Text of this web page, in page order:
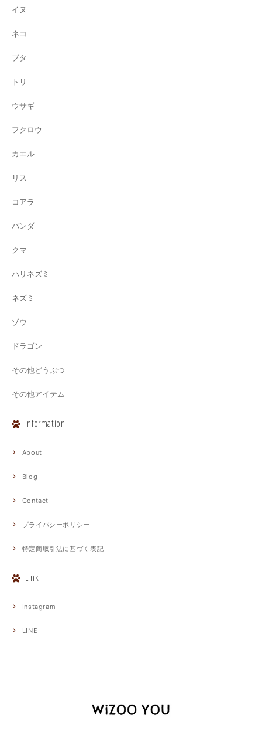
イヌ
ネコ
ブタ
トリ
ウサギ
フクロウ
カエル
リス
コアラ
パンダ
クマ
ハリネズミ
ネズミ
ゾウ
ドラゴン
その他どうぶつ
その他アイテム
Information
About
Blog
Contact
プライバシーポリシー
特定商取引法に基づく表記
Link
Instagram
LINE